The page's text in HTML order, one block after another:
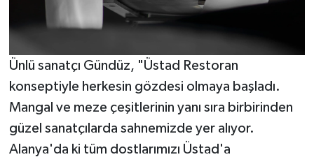
Ünlü sanatçı Gündüz, "Üstad Restoran
konseptiyle herkesin gözdesi olmaya başladı.
Mangal ve meze çeşitlerinin yanı sıra birbirinden
güzel sanatçılarda sahnemizde yer alıyor.
Alanya'da ki tüm dostlarımızı Üstad'a